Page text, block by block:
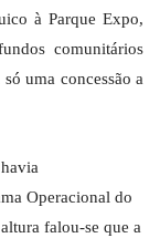
à Parque Expo,
comunitários
uma concessão a
Operacional do
falou-se que a